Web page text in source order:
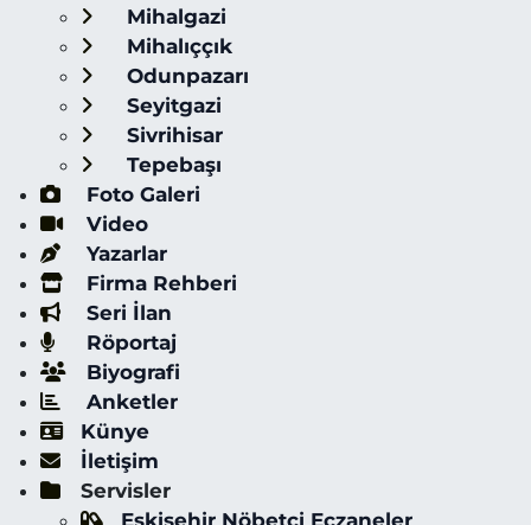
Mihalgazi
Mihalıççık
Odunpazarı
Seyitgazi
Sivrihisar
Tepebaşı
Foto Galeri
Video
Yazarlar
Firma Rehberi
Seri İlan
Röportaj
Biyografi
Anketler
Künye
İletişim
Servisler
Eskişehir Nöbetçi Eczaneler